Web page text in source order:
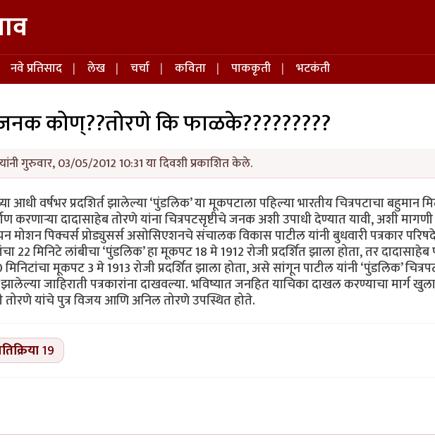
नवे प्रतिसाद लेख चर्चा कविता पाककृती
भटकंती
जनक कोण्??तोरणे कि फाळके?????????
यांनी गुरुवार, 03/05/2012 10:31 या दिवशी प्रकाशित केले.
आधी वर्षभर प्रदशिर्त झालेल्या ‘पुंडलिक’ या मूकपटाला पहिल्या भारतीय चित्रपटाचा बहुमान
करणार्‍या दादासाहेब तोरणे यांना चित्रपटसृष्टीचे जनक अशी उपाधी देण्यात यावी, अशी मागणी
मोशन पिक्चर्स प्रोड्युसर्स असोसिएशनचे संचालक विकास पाटील यांनी बुधवारी पत्रकार
22 मिनिटे लांबीचा ‘पुंडलिक’ हा मूकपट 18 मे 1912 रोजी प्रदर्शित झाला होता, तर
मिनिटांचा मूकपट 3 मे 1913 रोजी प्रदर्शित झाला होता, असे सांगून पाटील यांनी ‘पुंडलिक’
झालेल्या जाहिराती पत्रकारांना दाखवल्या. भविष्यात जनहित याचिका दाखल करण्याचा मार्ग
तोरणे यांचे पुत्र विजय आणि अनिल तोरणे उपस्थित होते.
19